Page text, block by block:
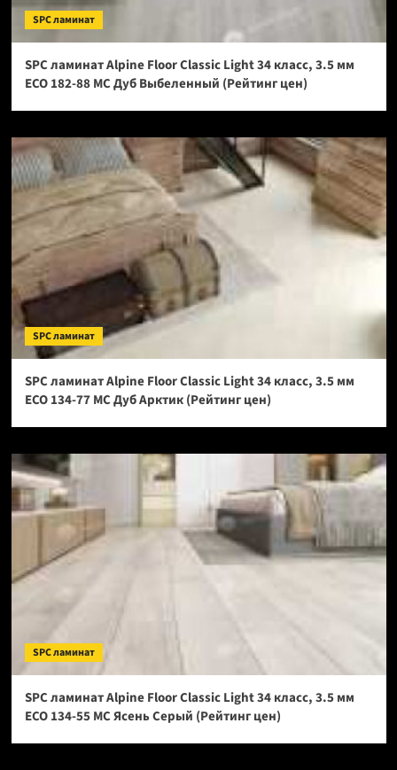
SPC ламинат
SPC ламинат Alpine Floor Classic Light 34 класс, 3.5 мм
ECO 182-88 МС Дуб Выбеленный (Рейтинг цен)
SPC ламинат
SPC ламинат Alpine Floor Classic Light 34 класс, 3.5 мм
ECO 134-77 МС Дуб Арктик (Рейтинг цен)
SPC ламинат
SPC ламинат Alpine Floor Classic Light 34 класс, 3.5 мм
ECO 134-55 МС Ясень Серый (Рейтинг цен)